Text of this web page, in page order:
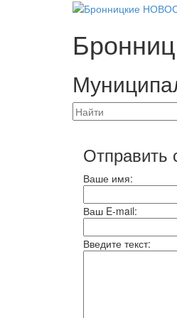
Отправить
Ваше имя:
Ваш E-mail:
Введите текст: